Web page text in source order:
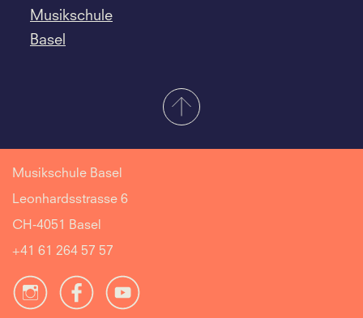
Musikschule
Basel
Musikschule Basel
Leonhardsstrasse 6
CH-4051 Basel
+41 61 264 57 57